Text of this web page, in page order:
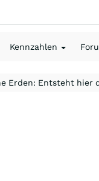
Kennzahlen
Erden: Entsteht hier